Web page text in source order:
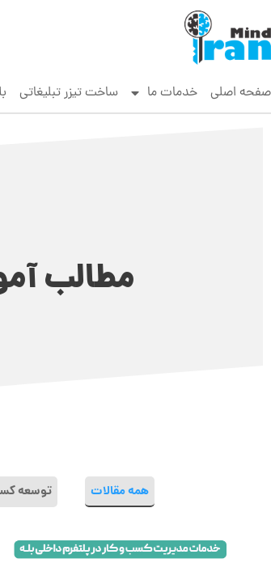
صفحه اصلی خدمات ما ساخت تیزر تبلیغاتی
مطالب
همه مقالات توسعه